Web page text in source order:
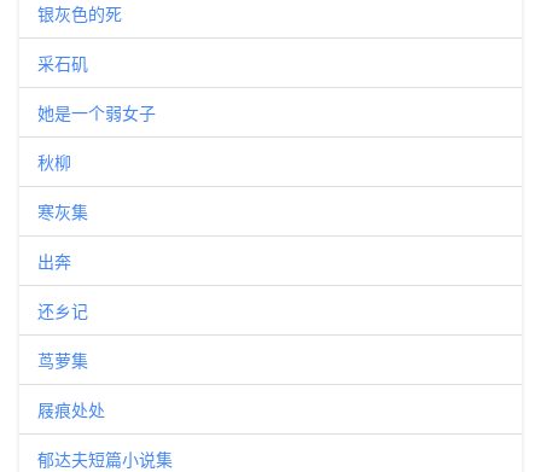
银灰色的死
采石矶
她是一个弱女子
秋柳
寒灰集
出奔
还乡记
茑萝集
屐痕处处
郁达夫短篇小说集